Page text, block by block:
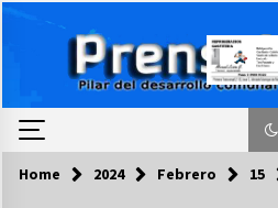
COLUMNISTA
Home 2024 Febrero 15